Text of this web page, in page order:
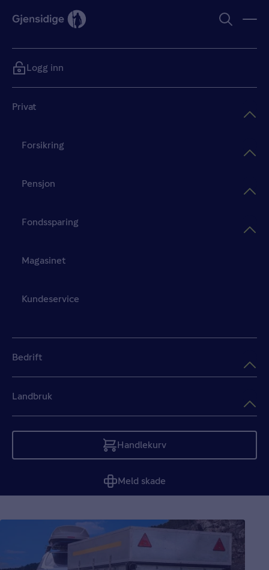
Privat
Forsikring
Pensjon
Fondssparing
Magasinet
Kundeservice
Bedrift
Landbruk
Handlekurv
Tom
Meld skade
Logg inn